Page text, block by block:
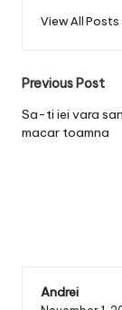
View All Posts
Post
Previous Post
Sa-ti iei vara
macar toamna
Andrei